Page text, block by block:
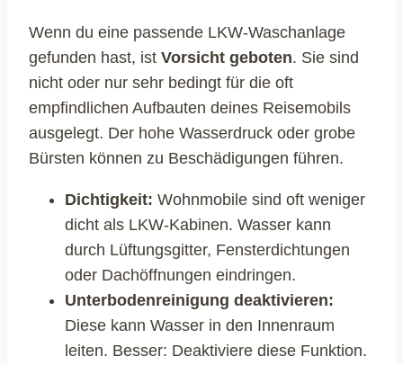
Wenn du eine passende LKW-Waschanlage
gefunden hast, ist Vorsicht geboten. Sie sind
nicht oder nur sehr bedingt für die oft
empfindlichen Aufbauten deines Reisemobils
ausgelegt. Der hohe Wasserdruck oder grobe
Bürsten können zu Beschädigungen führen.
Dichtigkeit: Wohnmobile sind oft weniger
dicht als LKW-Kabinen. Wasser kann
durch Lüftungsgitter, Fensterdichtungen
oder Dachöffnungen eindringen.
Unterbodenreinigung deaktivieren:
Diese kann Wasser in den Innenraum
leiten. Besser: Deaktiviere diese Funktion.